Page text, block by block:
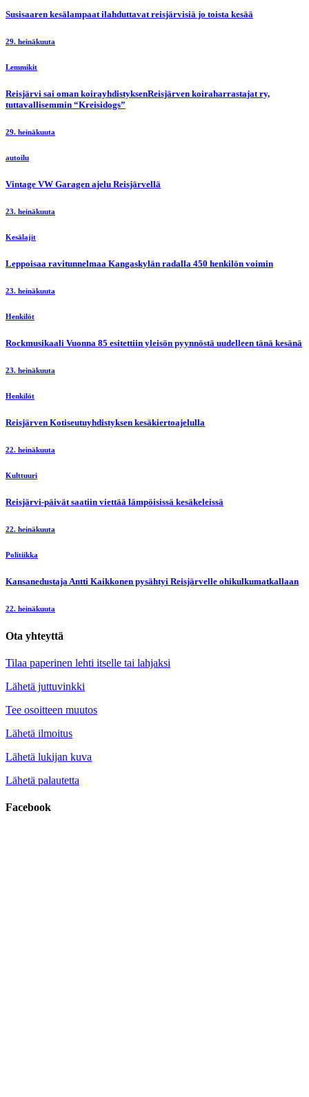
Susisaaren kesälampaat ilahduttavat reisjärvisiä jo toista kesää
29. heinäkuuta
Lemmikit
Reisjärvi sai oman koirayhdistyksenReisjärven koiraharrastajat ry,
tuttavallisemmin “Kreisidogs”
29. heinäkuuta
autoilu
Vintage VW Garagen ajelu Reisjärvellä
23. heinäkuuta
Kesälajit
Leppoisaa ravitunnelmaa Kangaskylän radalla 450 henkilön voimin
23. heinäkuuta
Henkilöt
Rockmusikaali Vuonna 85 esitettiin yleisön pyynnöstä uudelleen tänä kesänä
23. heinäkuuta
Henkilöt
Reisjärven Kotiseutuyhdistyksen kesäkiertoajelulla
22. heinäkuuta
Kulttuuri
Reisjärvi-päivät saatiin viettää lämpöisissä kesäkeleissä
22. heinäkuuta
Politiikka
Kansanedustaja Antti Kaikkonen pysähtyi Reisjärvelle ohikulkumatkallaan
22. heinäkuuta
Ota yhteyttä
Tilaa paperinen lehti itselle tai lahjaksi
Lähetä juttuvinkki
Tee osoitteen muutos
Lähetä ilmoitus
Lähetä lukijan kuva
Lähetä palautetta
Facebook